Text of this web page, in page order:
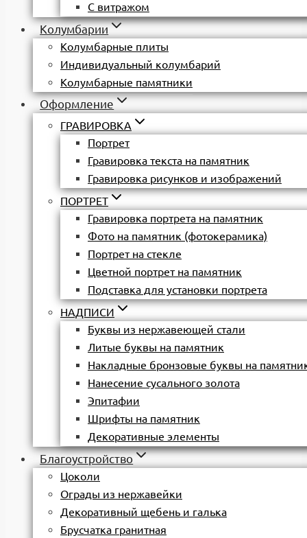
С витражом
Колумбарии
Колумбарные плиты
Индивидуальный колумбарий
Колумбарные памятники
Оформление
ГРАВИРОВКА
Портрет
Гравировка текста на памятник
Гравировка рисунков и изображений
ПОРТРЕТ
Гравировка портрета на памятник
Фото на памятник (фотокерамика)
Портрет на стекле
Цветной портрет на памятник
Подставка для установки портрета
НАДПИСИ
Буквы из нержавеющей стали
Литые буквы на памятник
Накладные бронзовые буквы на
Нанесение сусального золота
Эпитафии
Шрифты на памятник
Декоративные элементы
Благоустройство
Цоколи
Ограды из нержавейки
Декоративный щебень и галька
Брусчатка гранитная